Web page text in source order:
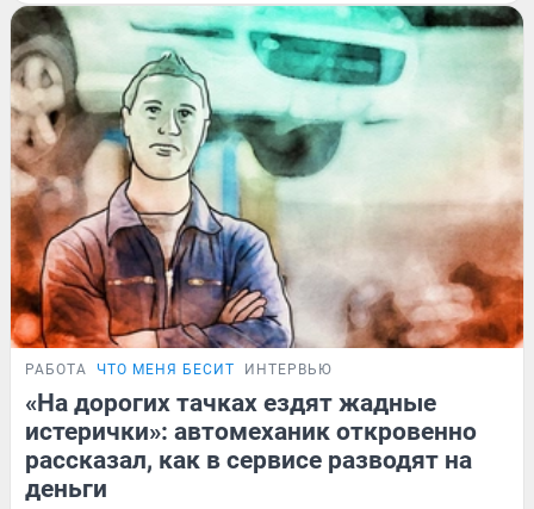
РАБОТА ЧТО МЕНЯ БЕСИТ ИНТЕРВЬЮ
«На дорогих тачках ездят жадные
истерички»: автомеханик откровенно
рассказал, как в сервисе разводят на
деньги